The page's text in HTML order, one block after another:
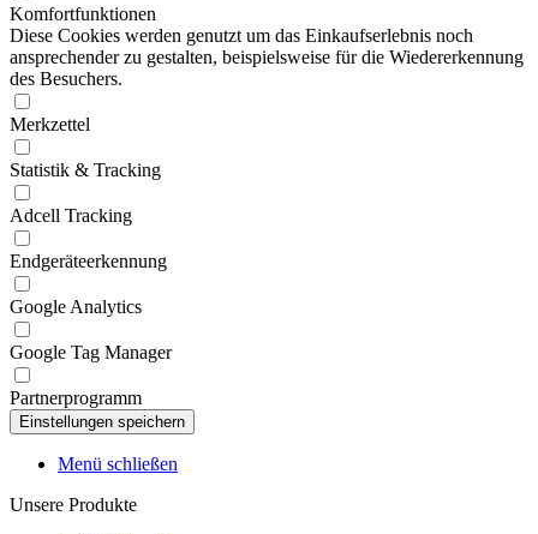
Komfortfunktionen
Diese Cookies werden genutzt um das Einkaufserlebnis noch
ansprechender zu gestalten, beispielsweise für die Wiedererkennung
des Besuchers.
Merkzettel
Statistik & Tracking
Adcell Tracking
Endgeräteerkennung
Google Analytics
Google Tag Manager
Partnerprogramm
Menü schließen
Unsere Produkte